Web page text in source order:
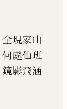
全現家山
何處仙班
鏡影飛涵